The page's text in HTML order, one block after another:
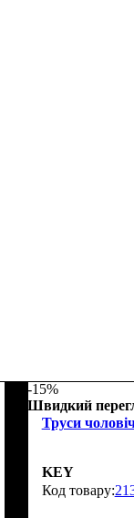
-15%
Швидкий
Труси
KEY